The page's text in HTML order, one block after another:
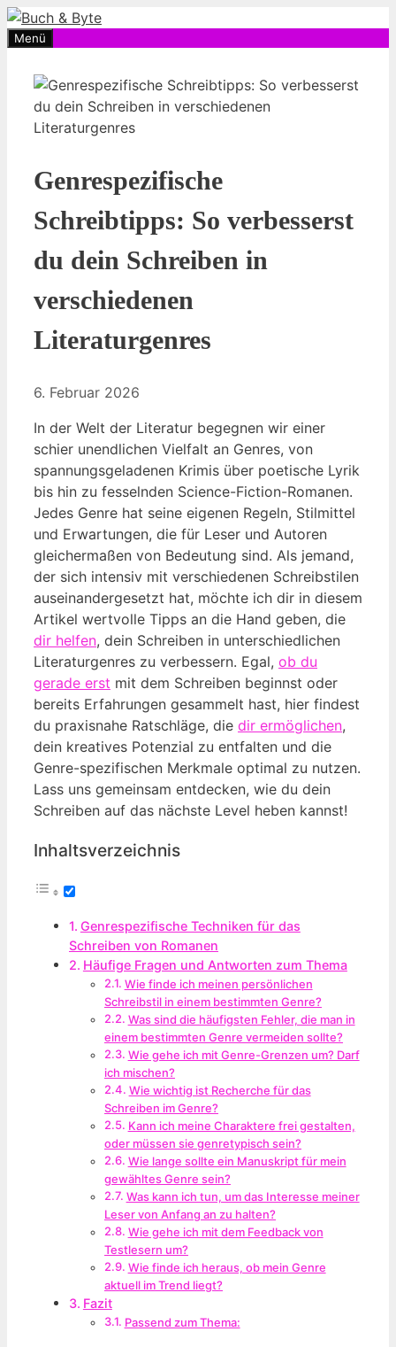
Zum
Inhalt
Menü
Genrespezifische
Schreibtipps: So verbesserst
du dein Schreiben in
verschiedenen
Literaturgenres
6. Februar 2026
In der Welt der Literatur begegnen wir einer
schier unendlichen Vielfalt an Genres, von
spannungsgeladenen Krimis über poetische Lyrik
bis hin zu fesselnden Science-Fiction-Romanen.
Jedes Genre hat seine eigenen Regeln, Stilmittel
und Erwartungen, die für Leser und Autoren
gleichermaßen von Bedeutung sind. Als jemand,
der sich intensiv mit verschiedenen Schreibstilen
auseinandergesetzt hat, möchte ich dir in diesem
Artikel wertvolle Tipps an die Hand geben, die
dir helfen, dein Schreiben in unterschiedlichen
Literaturgenres zu verbessern. Egal, ob du
gerade erst mit dem Schreiben beginnst oder
bereits Erfahrungen gesammelt hast, hier findest
du praxisnahe Ratschläge, die dir ermöglichen,
dein kreatives Potenzial zu entfalten und die
Genre-spezifischen Merkmale optimal zu nutzen.
Lass uns gemeinsam entdecken, wie du dein
Schreiben auf das nächste Level heben kannst!
Inhaltsverzeichnis
Genrespezifische Techniken für das
Schreiben von Romanen
Häufige Fragen und Antworten zum Thema
Wie finde ich meinen persönlichen
Schreibstil in einem bestimmten Genre?
Was sind die häufigsten Fehler, die man in
einem bestimmten Genre vermeiden sollte?
Wie gehe ich mit Genre-Grenzen um? Darf
ich mischen?
Wie wichtig ist Recherche für das
Schreiben im Genre?
Kann ich meine Charaktere frei gestalten,
oder müssen sie genretypisch sein?
Wie lange sollte ein Manuskript für mein
gewähltes Genre sein?
Was kann ich tun, um das Interesse meiner
Leser von Anfang an zu halten?
Wie gehe ich mit dem Feedback von
Testlesern um?
Wie finde ich heraus, ob mein Genre
aktuell im Trend liegt?
Fazit
Passend zum Thema: